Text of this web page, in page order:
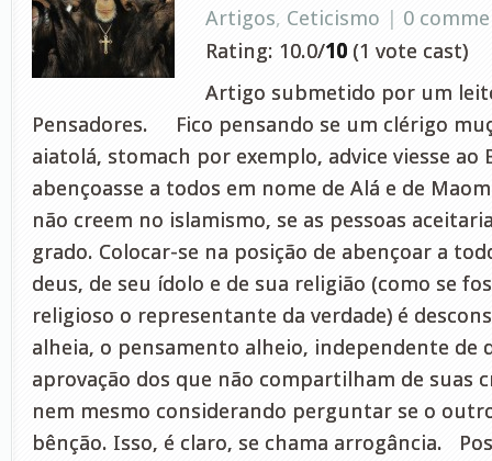
Artigos, Ceticismo | 0
Rating: 10.0/10 (1 vote cast)
Artigo submetido por um
Pensadores. Fico pensando se um clérigo
aiatolá, stomach por exemplo, advice viesse ao
abençoasse a todos em nome de Alá e de
não creem no islamismo, se as pessoas
grado. Colocar-se na posição de abençoar a
deus, de seu ídolo e de sua religião (como se
religioso o representante da verdade) é
alheia, o pensamento alheio, independente de
aprovação dos que não compartilham de suas
nem mesmo considerando perguntar se o
bênção. Isso, é claro, se chama arrogância.